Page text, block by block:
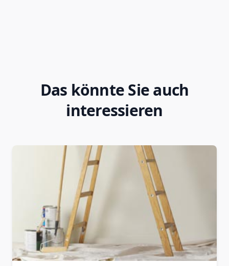
Das könnte Sie auch
interessieren